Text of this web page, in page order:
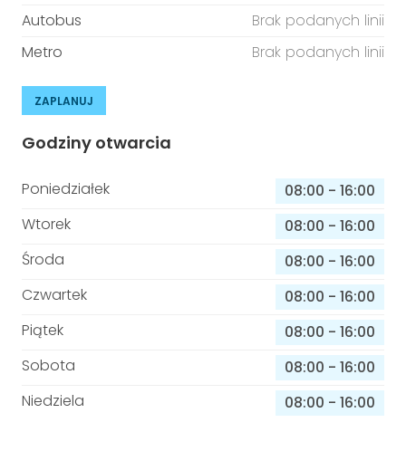
Autobus
Brak podanych linii
Metro
Brak podanych linii
ZAPLANUJ
Godziny otwarcia
Poniedziałek 08:00 - 16:00
Wtorek
08:00 - 16:00
Środa
08:00 - 16:00
Czwartek
08:00 - 16:00
Piątek
08:00 - 16:00
Sobota
08:00 - 16:00
Niedziela
08:00 - 16:00